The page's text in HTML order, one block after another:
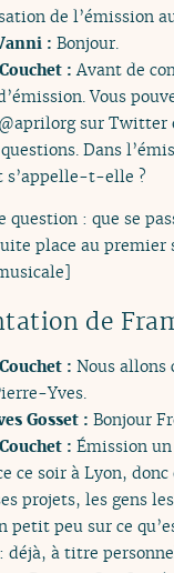
de l’émission
: Bonjour.
: Avant de
Vous
sur Twitter
Dans
s’appelle-t-elle ?
question : que se
place au premier
de
: Nous allons
Yves.
Gosset : Bonjour
: Émission
ce soir à Lyon,
projets, les gens
petit peu sur ce
déjà, à titre